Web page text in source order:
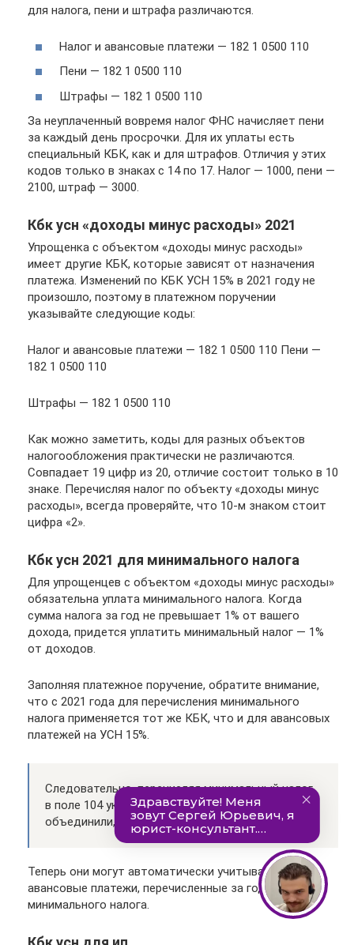
для налога, пени и штрафа различаются.
Налог и авансовые платежи — 182 1 0500 110
Пени — 182 1 0500 110
Штрафы — 182 1 0500 110
За неуплаченный вовремя налог ФНС начисляет пени
за каждый день просрочки. Для их уплаты есть
специальный КБК, как и для штрафов. Отличия у этих
кодов только в знаках с 14 по 17. Налог — 1000, пени —
2100, штраф — 3000.
Кбк усн «доходы минус расходы» 2021
Упрощенка с объектом «доходы минус расходы»
имеет другие КБК, которые зависят от назначения
платежа. Изменений по КБК УСН 15% в 2021 году не
произошло, поэтому в платежном поручении
указывайте следующие коды:
Налог и авансовые платежи — 182 1 0500 110 Пени —
182 1 0500 110
Штрафы — 182 1 0500 110
Как можно заметить, коды для разных объектов
налогообложения практически не различаются.
Совпадает 19 цифр из 20, отличие состоит только в 10
знаке. Перечисляя налог по объекту «доходы минус
расходы», всегда проверяйте, что 10-м знаком стоит
цифра «2».
Кбк усн 2021 для минимального налога
Для упрощенцев с объектом «доходы минус расходы»
обязательна уплата минимального налога. Когда
сумма налога за год не превышает 1% от вашего
дохода, придется уплатить минимальный налог — 1%
от доходов.
Заполняя платежное поручение, обратите внимание,
что с 2021 года для перечисления минимального
налога применяется тот же КБК, что и для авансовых
платежей на УСН 15%.
Следовательно, перечисляя минимальный налог,
в поле 104 укажите КБК 182 1 0500 110. Коды
объединили, чтобы облегчить работу ФНС.
Теперь они могут автоматически учитывать
авансовые платежи, перечисленные за год, в счет
минимального налога.